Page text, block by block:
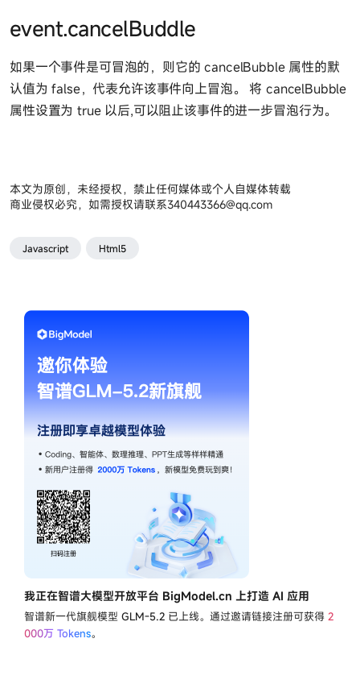
event.cancelBuddle
如果一个事件是可冒泡的，则它的 cancelBubble 属性的默
认值为 false，代表允许该事件向上冒泡。 将 cancelBubble
属性设置为 true 以后,可以阻止该事件的进一步冒泡行为。
本文为原创，未经授权，禁止任何媒体或个人自媒体转载
商业侵权必究，如需授权请联系340443366@qq.com
Javascript Html5
我正在智谱大模型开放平台 BigModel.cn 上打造 AI 应用
智谱新一代旗舰模型 GLM-5.2 已上线。通过邀请链接注册可获得 2
000万 Tokens。